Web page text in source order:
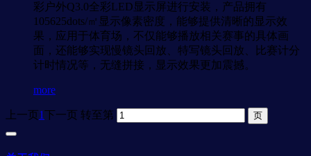
彩户外Q3.0全彩LED显示屏进行安装，产品拥有
105625dots/㎡显示像素密度，能够提供清晰的显示效
果，应用于体育场，不仅能够播放相关赛事的具体画
面，还能够实现慢镜头回放、特写镜头回放、比赛计分
计时情况等，无缝拼接，显示效果更加震撼。
more
上一页1下一页 转至第